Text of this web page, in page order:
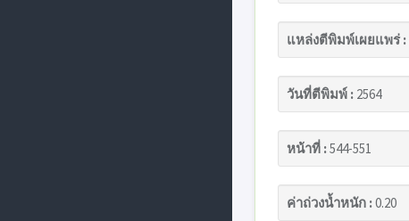
แหล่งตีพิมพ์เผยแพร่ :
วันที่ตีพิมพ์ : 2564
หน้าที่ :544-551
ค่าถ่วงน้ำหนัก :0.20